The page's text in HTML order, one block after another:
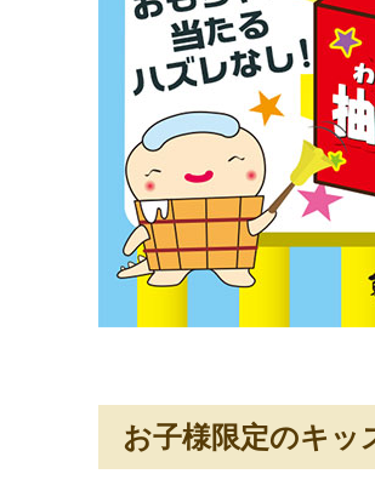
お子様限定のキッ